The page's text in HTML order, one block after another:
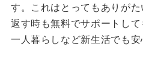
す。これはとってもありが
返す時も無料でサポートし
一人暮らしなど新生活でも安